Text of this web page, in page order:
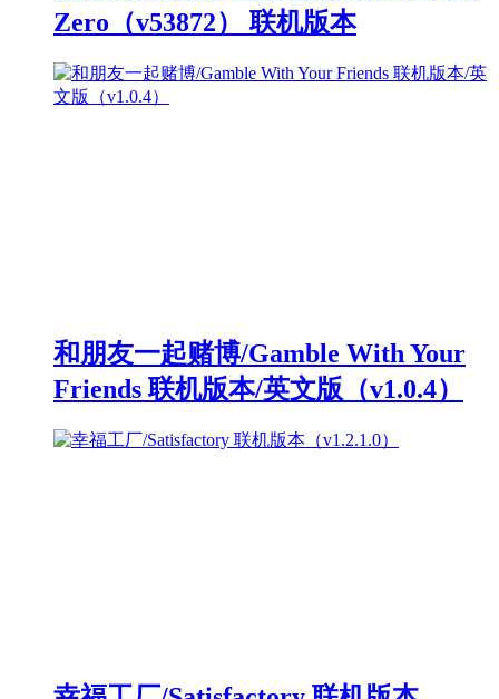
Zero（v53872） 联机版本
和朋友一起赌博/Gamble With Your
Friends 联机版本/英文版（v1.0.4）